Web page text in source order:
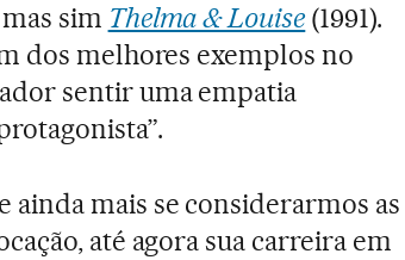
sim Thelma & Louise(1991).
dos melhores exemplos no
sentir uma empatia
mais se considerarmos as
até agora sua carreira em